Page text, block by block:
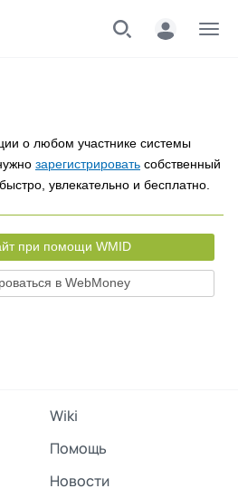
о любом участнике системы
зарегистрировать собственный
увлекательно и бесплатно.
при помощи WMID
в WebMoney
Wiki
Помощь
Новости